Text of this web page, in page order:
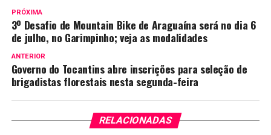
PRÓXIMA
3º Desafio de Mountain Bike de Araguaína será no dia 6
de julho, no Garimpinho; veja as modalidades
ANTERIOR
Governo do Tocantins abre inscrições para seleção de
brigadistas florestais nesta segunda-feira
RELACIONADAS